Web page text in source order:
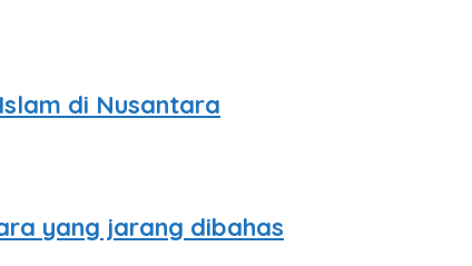
di Nusantara
yang jarang dibahas